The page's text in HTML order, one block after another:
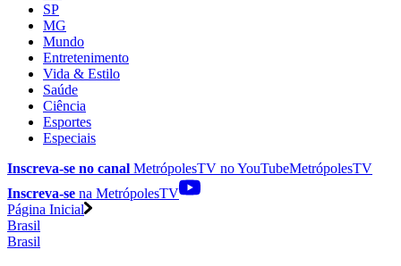
SP
MG
Mundo
Entretenimento
Vida & Estilo
Saúde
Ciência
Esportes
Especiais
Inscreva-se no canal MetrópolesTV noYouTubeMetrópolesTV
Inscreva-se na MetrópolesTV
Página Inicial
Brasil
Brasil